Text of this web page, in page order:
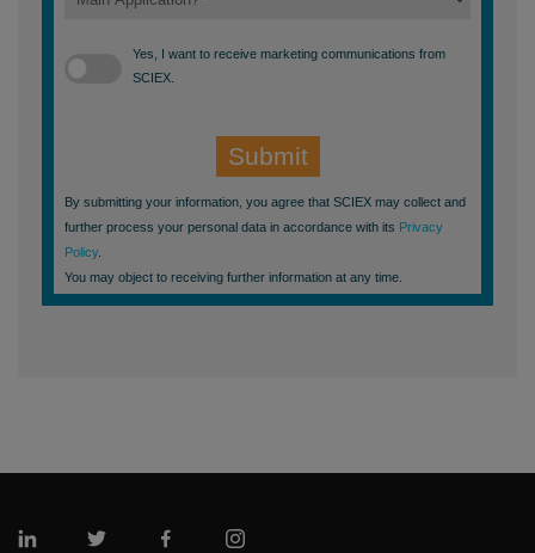
リンクトインツイッターフェイスブックインスタグラム